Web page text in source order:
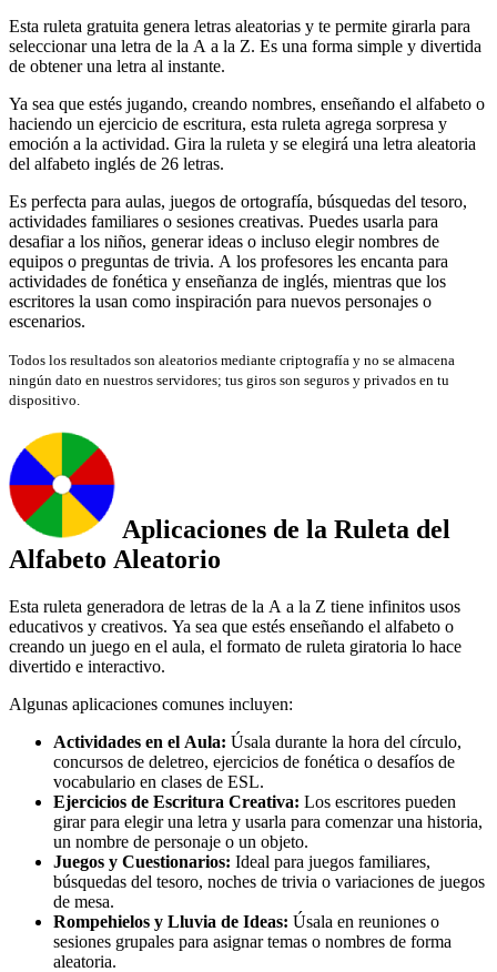
Esta ruleta gratuita genera letras aleatorias y te permite girarla para
seleccionar una letra de la A a la Z. Es una forma simple y divertida
de obtener una letra al instante.
Ya sea que estés jugando, creando nombres, enseñando el alfabeto o
haciendo un ejercicio de escritura, esta ruleta agrega sorpresa y
emoción a la actividad. Gira la ruleta y se elegirá una letra aleatoria
del alfabeto inglés de 26 letras.
Es perfecta para aulas, juegos de ortografía, búsquedas del tesoro,
actividades familiares o sesiones creativas. Puedes usarla para
desafiar a los niños, generar ideas o incluso elegir nombres de
equipos o preguntas de trivia. A los profesores les encanta para
actividades de fonética y enseñanza de inglés, mientras que los
escritores la usan como inspiración para nuevos personajes o
escenarios.
Todos los resultados son aleatorios mediante criptografía y no se almacena
ningún dato en nuestros servidores; tus giros son seguros y privados en tu
dispositivo.
Aplicaciones de la Ruleta del
Alfabeto Aleatorio
Esta ruleta generadora de letras de la A a la Z tiene infinitos usos
educativos y creativos. Ya sea que estés enseñando el alfabeto o
creando un juego en el aula, el formato de ruleta giratoria lo hace
divertido e interactivo.
Algunas aplicaciones comunes incluyen:
Actividades en el Aula: Úsala durante la hora del círculo,
concursos de deletreo, ejercicios de fonética o desafíos de
vocabulario en clases de ESL.
Ejercicios de Escritura Creativa: Los escritores pueden
girar para elegir una letra y usarla para comenzar una historia,
un nombre de personaje o un objeto.
Juegos y Cuestionarios: Ideal para juegos familiares,
búsquedas del tesoro, noches de trivia o variaciones de juegos
de mesa.
Rompehielos y Lluvia de Ideas: Úsala en reuniones o
sesiones grupales para asignar temas o nombres de forma
aleatoria.